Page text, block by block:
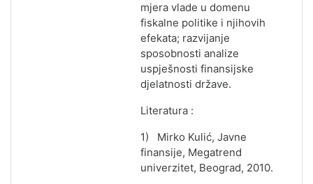
mjera vlade u domenu
fiskalne politike i njihovih
efekata; razvijanje
sposobnosti analize
uspješnosti finansijske
djelatnosti države.
Literatura :
1) Mirko Kulić, Javne
finansije, Megatrend
univerzitet, Beograd, 2010.